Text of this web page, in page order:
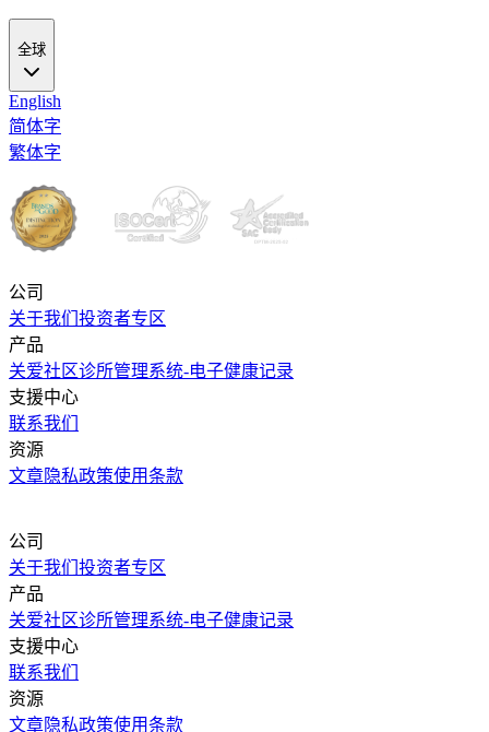
全球
English
简体字
繁体字
公司
关于我们 投资者专区
产品
关爱社区诊所管理系统-电子健康记录
支援中心
联系我们
资源
文章隐私政策使用条款
公司
关于我们 投资者专区
产品
关爱社区诊所管理系统-电子健康记录
支援中心
联系我们
资源
文章隐私政策使用条款